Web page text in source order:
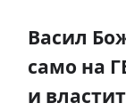
Васил
само на
и